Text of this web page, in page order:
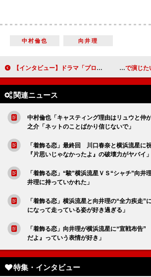
中村倫也 向井理
【インタビュー】ドラマ「プロミス・シンデレラ」畑芽育 第７話から新キャラのさくら役で登場「思い切って演じることを意識しました」
関連ニュース
中村倫也「キャスティング理由はリュウと
之介「ネットのことばかり信じないで」
「着飾る恋」最終回 川口春奈と横浜流星に
『片思いじゃなかったよ』の破壊力がヤバイ」
「着飾る恋」“駿”横浜流星ＶＳ“シャチ”向
井理に持っていかれた」
「着飾る恋」横浜流星と向井理の“全力疾走
になって走っている姿が好き過ぎる」
「着飾る恋」向井理が横浜流星に“宣戦布告
だよ』っていう表情が好き」
特集・インタビュー